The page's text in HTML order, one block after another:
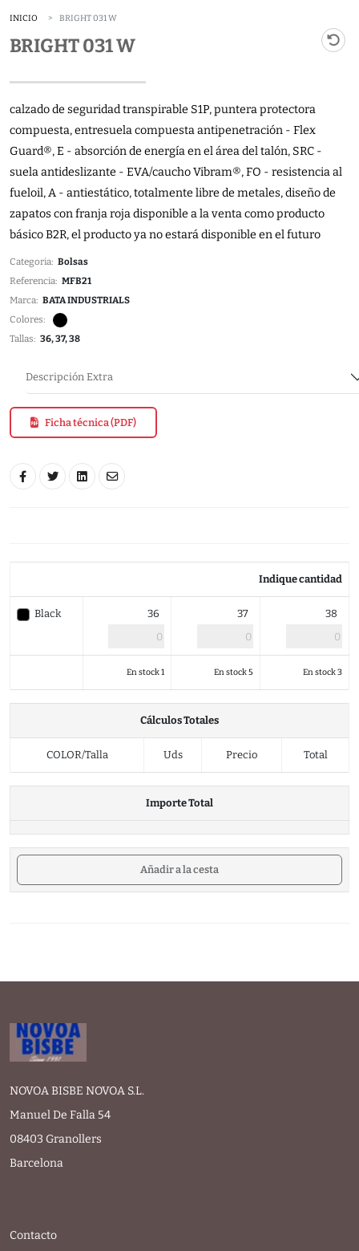
INICIO BRIGHT 031 W
BRIGHT 031 W
calzado de seguridad transpirable S1P, puntera protectora
compuesta, entresuela compuesta antipenetración - Flex
Guard®, E - absorción de energía en el área del talón, SRC -
suela antideslizante - EVA/caucho Vibram®, FO - resistencia al
fueloil, A - antiestático, totalmente libre de metales, diseño de
zapatos con franja roja disponible a la venta como producto
básico B2R, el producto ya no estará disponible en el futuro
Categoria: Bolsas
Referencia: MFB21
Marca: BATA INDUSTRIALS
Colores:
Tallas: 36, 37, 38
Descripción Extra
Ficha técnica (PDF)
Indique cantidad
Black 36 37 38
En stock 1 En stock 5 En stock 3
Cálculos Totales
COLOR/Talla Uds Precio Total
Importe Total
Añadir a la cesta
NOVOA BISBE NOVOA S.L.
Manuel De Falla 54
08403 Granollers
Barcelona
Contacto